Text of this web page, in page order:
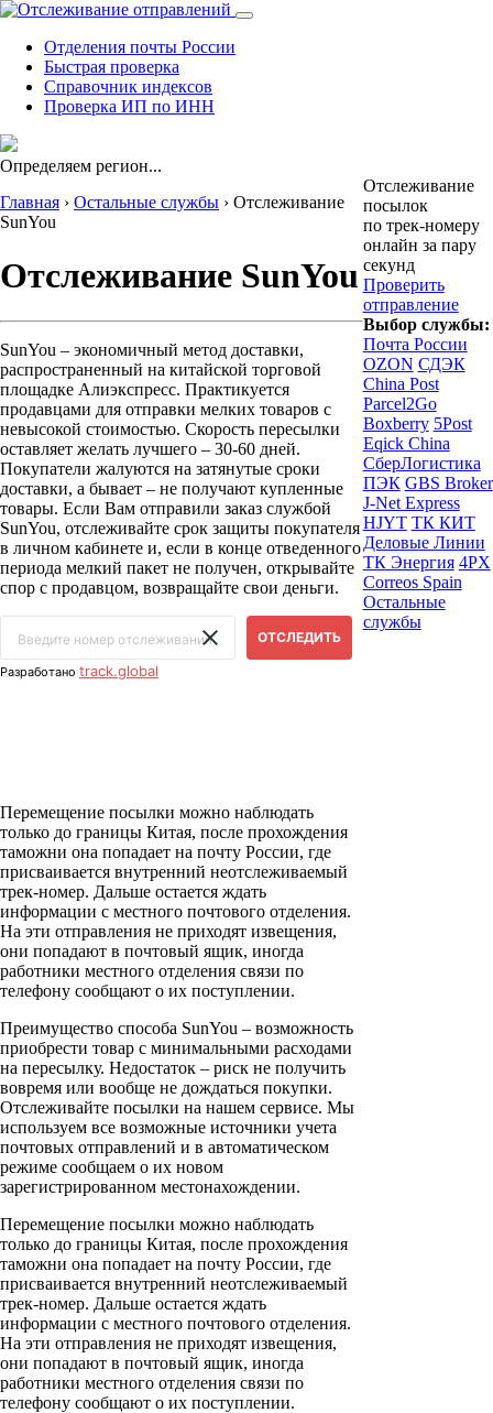
Отделения почты России
Быстрая проверка
Справочник индексов
Проверка ИП по ИНН
Определяем регион...
Главная › Остальные службы › Отслеживание
SunYou
Отслеживание SunYou
SunYou – экономичный метод доставки,
распространенный на китайской торговой
площадке Алиэкспресс. Практикуется
продавцами для отправки мелких товаров с
невысокой стоимостью. Скорость пересылки
оставляет желать лучшего – 30-60 дней.
Покупатели жалуются на затянутые сроки
доставки, а бывает – не получают купленные
товары. Если Вам отправили заказ службой
SunYou, отслеживайте срок защиты покупателя
в личном кабинете и, если в конце отведенного
периода мелкий пакет не получен, открывайте
спор с продавцом, возвращайте свои деньги.
Перемещение посылки можно наблюдать
только до границы Китая, после прохождения
таможни она попадает на почту России, где
присваивается внутренний неотслеживаемый
трек-номер. Дальше остается ждать
информации с местного почтового отделения.
На эти отправления не приходят извещения,
они попадают в почтовый ящик, иногда
работники местного отделения связи по
телефону сообщают о их поступлении.
Преимущество способа SunYou – возможность
приобрести товар с минимальными расходами
на пересылку. Недостаток – риск не получить
вовремя или вообще не дождаться покупки.
Отслеживайте посылки на нашем сервисе. Мы
используем все возможные источники учета
почтовых отправлений и в автоматическом
режиме сообщаем о их новом
зарегистрированном местонахождении.
Перемещение посылки можно наблюдать
только до границы Китая, после прохождения
таможни она попадает на почту России, где
присваивается внутренний неотслеживаемый
трек-номер. Дальше остается ждать
информации с местного почтового отделения.
На эти отправления не приходят извещения,
они попадают в почтовый ящик, иногда
работники местного отделения связи по
телефону сообщают о их поступлении.
Отслеживание
посылок
по трек-номеру
онлайн за пару
секунд
Проверить
отправление
Выбор службы:
Почта России
OZON СДЭК
China Post
Parcel2Go
Boxberry 5Post
Eqick China
СберЛогистика
ПЭК GBS Broker
J-Net Express
HJYT ТК КИТ
Деловые Линии
ТК Энергия 4PX
Correos Spain
Остальные
службы